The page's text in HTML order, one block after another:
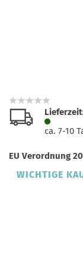
ca. 7-10
EU Verordnung
WICHTIGE